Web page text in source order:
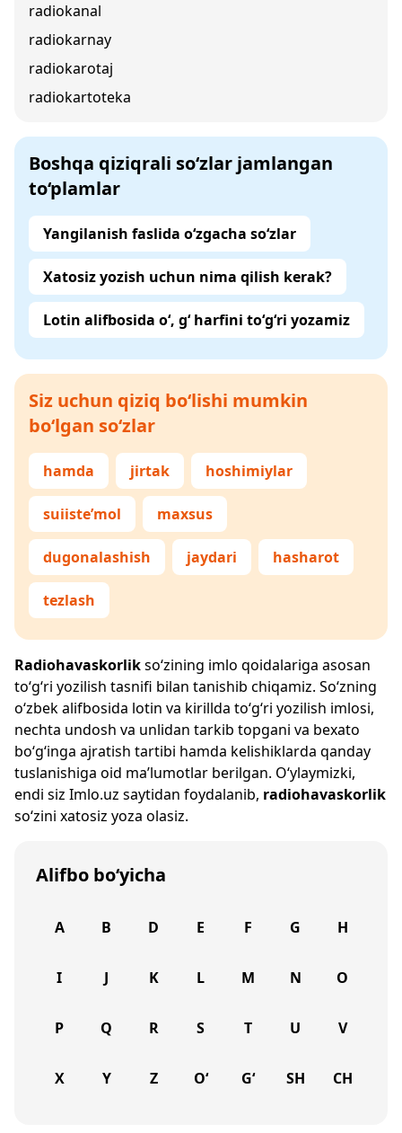
radiokanal
radiokarnay
radiokarotaj
radiokartoteka
Boshqa qiziqrali so‘zlar jamlangan
to‘plamlar
Yangilanish faslida o‘zgacha so‘zlar
Xatosiz yozish uchun nima qilish kerak?
Lotin alifbosida o‘, g‘ harfini to‘g‘ri yozamiz
Siz uchun qiziq bo‘lishi mumkin
bo‘lgan so‘zlar
hamda jirtak hoshimiylar
suiiste’mol maxsus
dugonalashish jaydari hasharot
tezlash
Radiohavaskorlikso‘zining imlo qoidalariga asosan
to‘g‘ri yozilish tasnifi bilan tanishib chiqamiz. So‘zning
o‘zbek alifbosida lotin va kirillda to‘g‘ri yozilish imlosi,
nechta undosh va unlidan tarkib topgani va bexato
bo‘g‘inga ajratish tartibi hamda kelishiklarda qanday
tuslanishiga oid ma’lumotlar berilgan. O‘ylaymizki,
endi siz Imlo.uz saytidan foydalanib, radiohavaskorlik
so‘zini xatosiz yoza olasiz.
Alifbo bo‘yicha
A B D E F G H
I J K L M N O
P Q R S T U V
X Y Z O‘ G‘ SH CH